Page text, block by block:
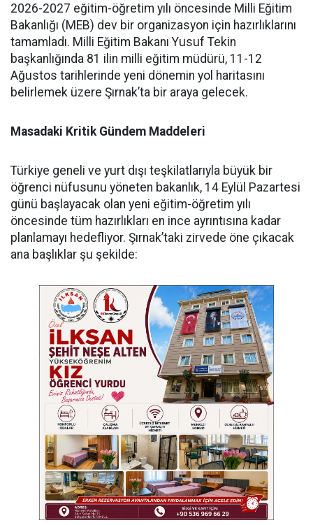
​2026-2027 eğitim-öğretim yılı öncesinde Milli Eğitim
Bakanlığı (MEB) dev bir organizasyon için hazırlıklarını
tamamladı. Milli Eğitim Bakanı Yusuf Tekin
başkanlığında 81 ilin milli eğitim müdürü, 11-12
Ağustos tarihlerinde yeni dönemin yol haritasını
belirlemek üzere Şırnak’ta bir araya gelecek.
Masadaki Kritik Gündem Maddeleri
​Türkiye geneli ve yurt dışı teşkilatlarıyla büyük bir
öğrenci nüfusunu yöneten bakanlık, 14 Eylül Pazartesi
günü başlayacak olan yeni eğitim-öğretim yılı
öncesinde tüm hazırlıkları en ince ayrıntısına kadar
planlamayı hedefliyor. Şırnak’taki zirvede öne çıkacak
ana başlıklar şu şekilde: